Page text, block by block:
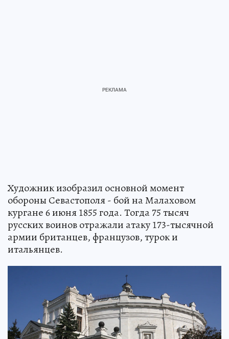
Художник изобразил основной момент
обороны Севастополя - бой на Малаховом
кургане 6 июня 1855 года. Тогда 75 тысяч
русских воинов отражали атаку 173-тысячной
армии британцев, французов, турок и
итальянцев.